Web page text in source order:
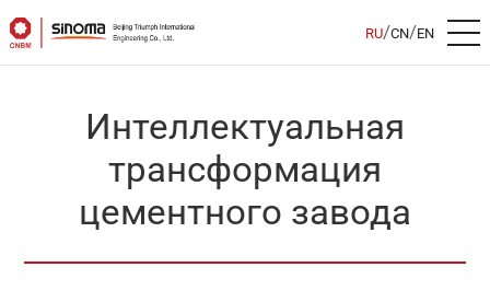
RU/CN/EN
Интеллектуальная
трансформация
цементного завода